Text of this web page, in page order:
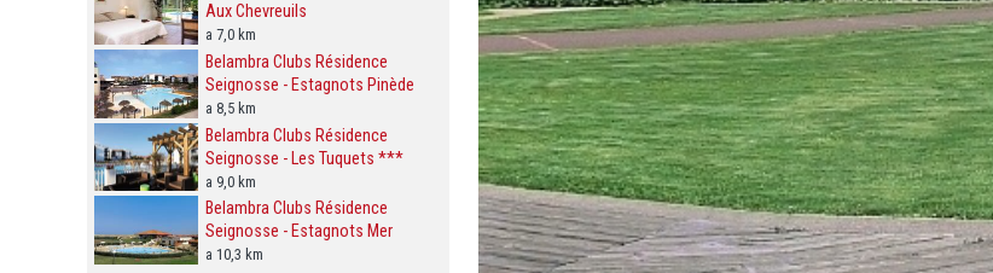
Aux Chevreuils
a 7,0 km
Belambra Clubs Résidence
Seignosse - Estagnots Pinède
a 8,5 km
Belambra Clubs Résidence
Seignosse - Les Tuquets ***
a 9,0 km
Belambra Clubs Résidence
Seignosse - Estagnots Mer
a 10,3 km